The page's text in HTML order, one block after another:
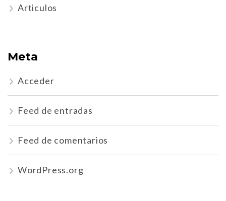
Articulos
Meta
Acceder
Feed de entradas
Feed de comentarios
WordPress.org